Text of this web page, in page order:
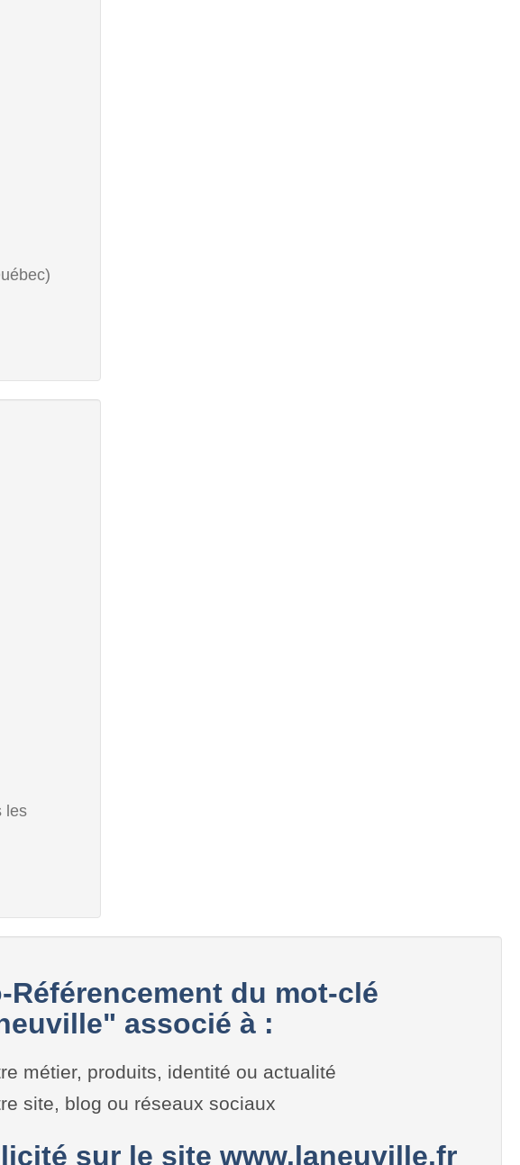
les
Référencement du mot-clé
associé à :
métier, produits, identité ou actualité
site, blog ou réseaux sociaux
sur le site www.laneuville.fr